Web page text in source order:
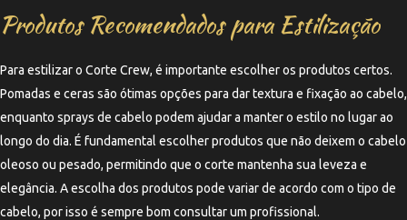
Produtos Recomendados para Estilização
Para estilizar o Corte Crew, é importante escolher os produtos certos.
Pomadas e ceras são ótimas opções para dar textura e fixação ao cabelo,
enquanto sprays de cabelo podem ajudar a manter o estilo no lugar ao
longo do dia. É fundamental escolher produtos que não deixem o cabelo
oleoso ou pesado, permitindo que o corte mantenha sua leveza e
elegância. A escolha dos produtos pode variar de acordo com o tipo de
cabelo, por isso é sempre bom consultar um profissional.